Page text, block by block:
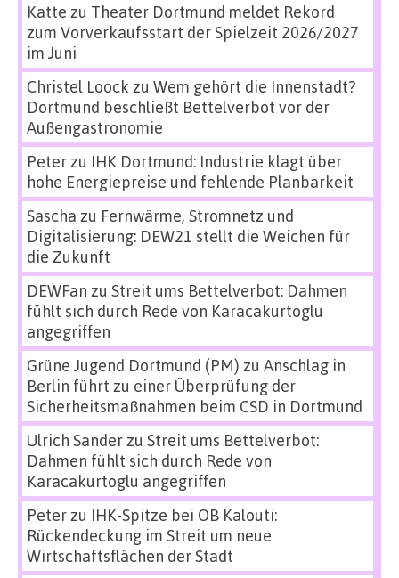
Katte zu Theater Dortmund meldet Rekord
zum Vorverkaufsstart der Spielzeit 2026/2027
im Juni
Christel Loock zu Wem gehört die Innenstadt?
Dortmund beschließt Bettelverbot vor der
Außengastronomie
Peterzu IHK Dortmund: Industrie klagt über
hohe Energiepreise und fehlende Planbarkeit
Sascha zu Fernwärme, Stromnetz und
Digitalisierung: DEW21 stellt die Weichen für
die Zukunft
DEWFan zu Streit ums Bettelverbot: Dahmen
fühlt sich durch Rede von Karacakurtoglu
angegriffen
Grüne Jugend Dortmund (PM) zu Anschlag in
Berlin führt zu einer Überprüfung der
Sicherheitsmaßnahmen beim CSD in Dortmund
Ulrich Sanderzu Streit ums Bettelverbot:
Dahmen fühlt sich durch Rede von
Karacakurtoglu angegriffen
Peterzu IHK-Spitze bei OB Kalouti:
Rückendeckung im Streit um neue
Wirtschaftsflächen der Stadt